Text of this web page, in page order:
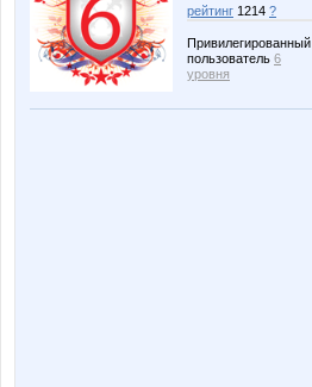
рейтинг 1214 ?
Привилегированный
пользователь 6
уровня